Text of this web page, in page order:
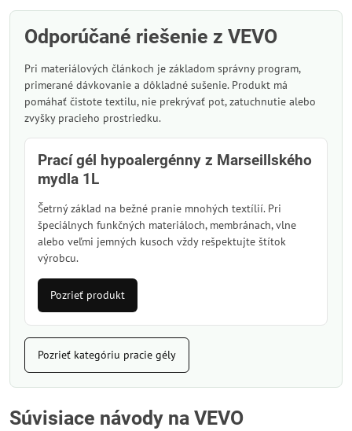
Odporúčané riešenie z VEVO
Pri materiálových článkoch je základom správny program,
primerané dávkovanie a dôkladné sušenie. Produkt má
pomáhať čistote textilu, nie prekrývať pot, zatuchnutie alebo
zvyšky pracieho prostriedku.
Prací gél hypoalergénny z Marseillského
mydla 1L
Šetrný základ na bežné pranie mnohých textílií. Pri
špeciálnych funkčných materiáloch, membránach, vlne
alebo veľmi jemných kusoch vždy rešpektujte štítok
výrobcu.
Pozrieť produkt
Pozrieť kategóriu pracie gély
Súvisiace návody na VEVO